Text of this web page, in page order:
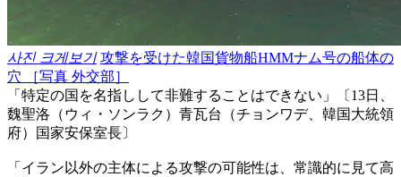
사진 크게보기 攻撃を受けた韓国貨物船HMMナム号の船体の
穴 ［写真 外交部］
「特定の国を名指しして非難することはできない」〔13日、
魏聖洛（ウィ・ソンラク）青瓦台（チョンワデ、韓国大統領
府）国家安保室長〕
「イラン以外の主体による攻撃の可能性は、常識的に見て高